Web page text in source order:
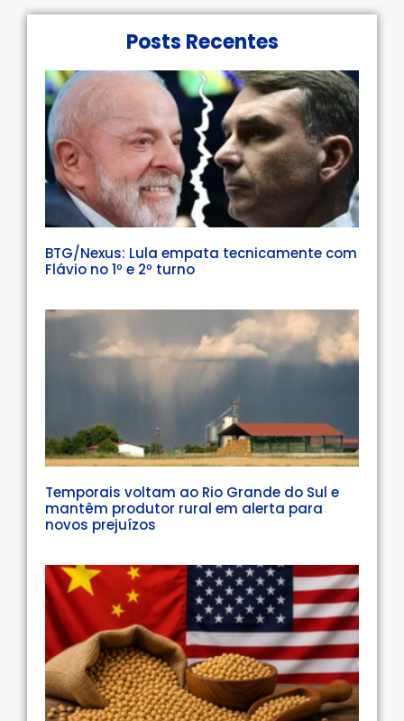
Posts Recentes
BTG/Nexus: Lula empata tecnicamente com
Flávio no 1º e 2º turno
Temporais voltam ao Rio Grande do Sul e
mantêm produtor rural em alerta para
novos prejuízos